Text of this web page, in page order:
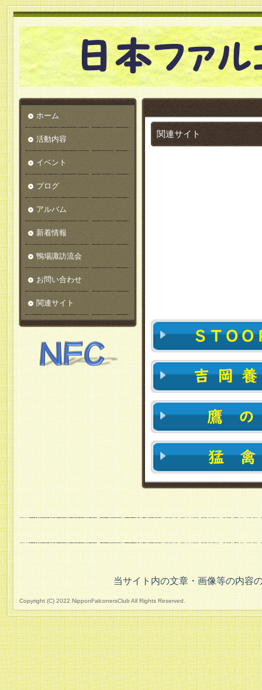
関連サイト
ホーム
活動内容
イベント
ブログ
アルバム
新着情報
鴨場諏訪流会
お問い合わせ
関連サイト
当サイト内の文章・画像等の内容
Copyright (C) 2022 NipponFalconersClub All Rights Reserved.